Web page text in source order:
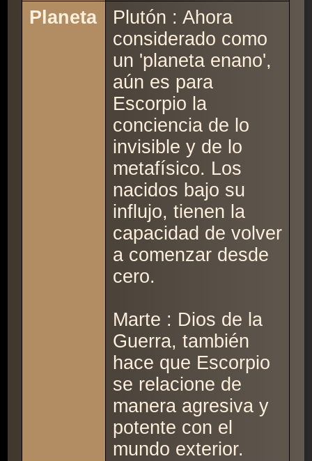
Planeta
Plutón : Ahora
considerado como
un 'planeta enano',
aún es para
Escorpio la
conciencia de lo
invisible y de lo
metafísico. Los
nacidos bajo su
influjo, tienen la
capacidad de volver
a comenzar desde
cero.
Marte : Dios de la
Guerra, también
hace que Escorpio
se relacione de
manera agresiva y
potente con el
mundo exterior.